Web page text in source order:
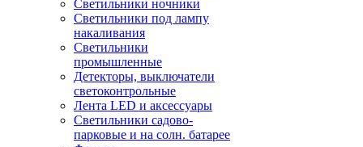
Светильники ночники
Светильники под лампу
накаливания
Светильники
промышленные
Детекторы, выключатели
светоконтрольные
Лента LED и аксессуары
Светильники садово-
парковые и на солн. батарее